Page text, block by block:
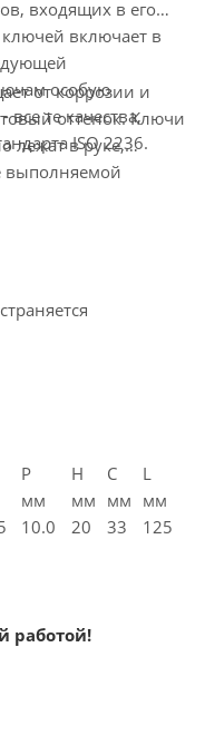
входящих в его
ключей включает в
особую
те качества,
ISO 2236.
от коррозии и
оттенок. Ключи
лежат в руке,
выполняемой
P
мм
H
мм
C
мм
L
мм
10.0 20 33 125
работой!